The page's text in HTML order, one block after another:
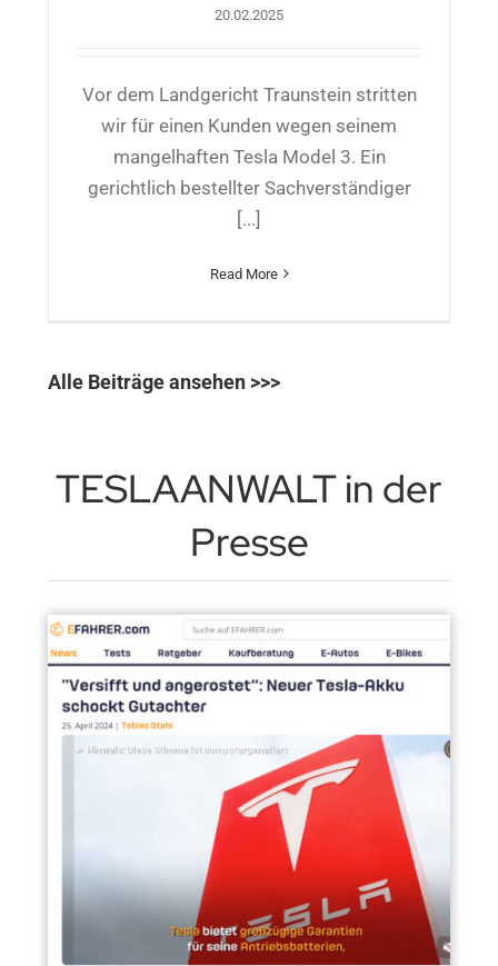
20.02.2025
Vor dem Landgericht Traunstein stritten
wir für einen Kunden wegen seinem
mangelhaften Tesla Model 3. Ein
gerichtlich bestellter Sachverständiger
[...]
Read More
Alle Beiträge ansehen >>>
TESLAANWALT in der
Presse